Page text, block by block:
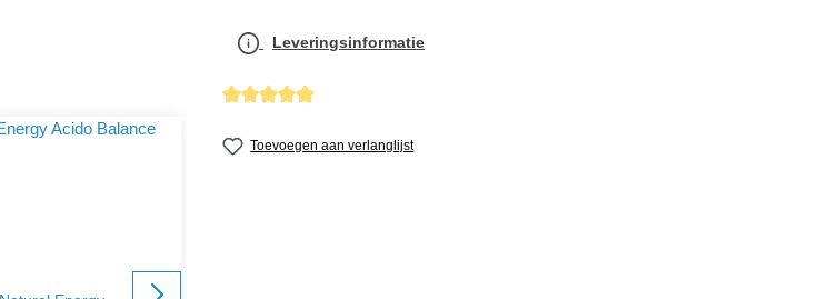
Leveringsinformatie
Toevoegen aan verlanglijst